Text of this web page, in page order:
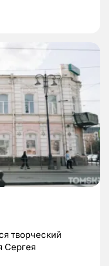
творческий
Сергея